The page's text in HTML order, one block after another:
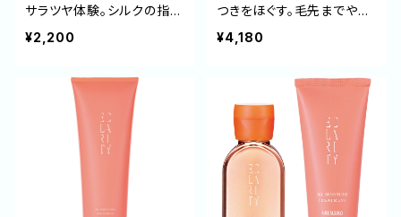
サラツヤ体験。シルクの指通
りを試すCXグロウ ミニセッ
ト（シャンプー50mL/トリー
¥2,200
つきをほぐす。毛先までやわ
らかく、満ちる潤いを与える
HXモイスチャーシャンプー
¥4,180